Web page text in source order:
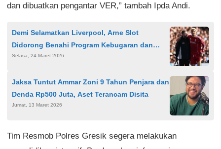
dan dibuatkan pengantar VER,” tambah Ipda Andi.
Demi Selamatkan Liverpool, Arne Slot
Didorong Benahi Program Kebugaran dan
Bola Mati
Selasa, 24 Maret 2026
Jaksa Tuntut Ammar Zoni 9 Tahun Penjara dan
Denda Rp500 Juta, Aset Terancam Disita
Jumat, 13 Maret 2026
Tim Resmob Polres Gresik segera melakukan